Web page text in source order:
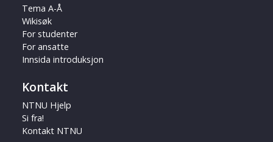
Tema A-Å
Wikisøk
For studenter
For ansatte
Innsida introduksjon
Kontakt
NTNU Hjelp
Si fra!
Kontakt NTNU